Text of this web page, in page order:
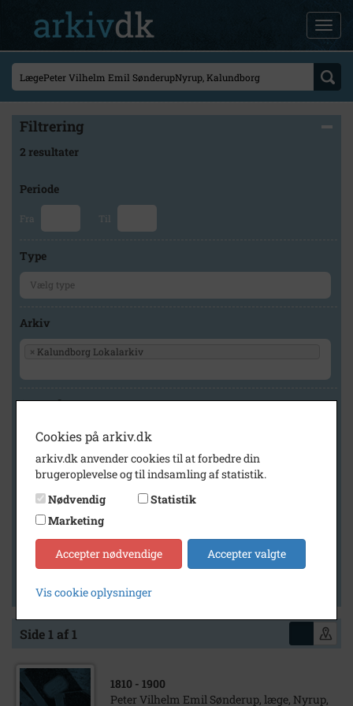
Filtrering
2 resultater
Periode
Fra Til
Type
Arkiv
× Kalundborg Lokalarkiv
Geografi
Generelt
Vis kun med billeder
Vis kun med filmklip
Vis kun med lydklip
Vis kun med kilder
Vis kun med geo-tag
Side 1 af 1
1810 - 1900
Peter Vilhelm Emil Sønderup, læge, Nyrup,
Cookies på arkiv.dk
arkiv.dk anvender cookies til at forbedre din
brugeroplevelse og til indsamling af statistik.
Nødvendig
Statistik
Marketing
Accepter nødvendige Accepter valgte
Vis cookie oplysninger